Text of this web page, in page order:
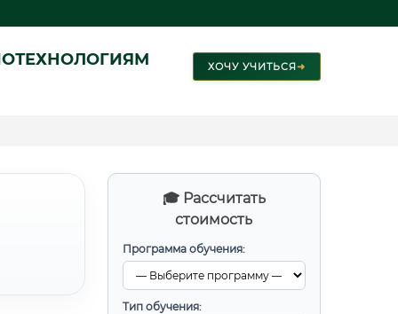
ХОЧУ УЧИТЬСЯ➜
🎓 Рассчитать
стоимость
Программа обучения:
Тип обучения: